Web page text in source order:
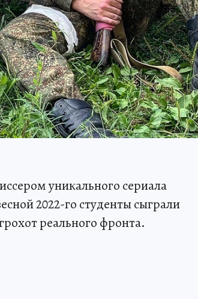
уникального сериала
2022-го студенты сыграли
реального фронта.